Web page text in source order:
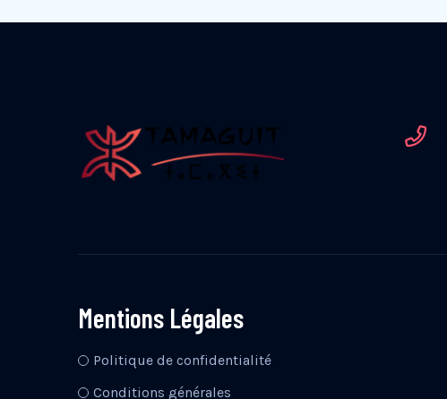
Mentions Légales
Politique de confidentialité
Conditions générales